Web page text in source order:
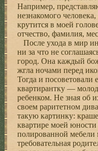
Например,
незнакомого
крутится в моей
отчество, фамилия,
После ухода в мир
ни за что не
город. Она каждый
жгла ночами перед
Тогда и посоветовали
квартирантку —
ребенком. Не зная об
своем раритетном
такую картинку:
квартире моей
полированной мебели
требовательная